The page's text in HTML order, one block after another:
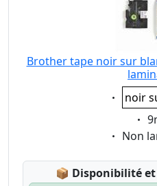
Brother tape noir sur
noir
Non
📦 Lagerstatus:
Disponibilité